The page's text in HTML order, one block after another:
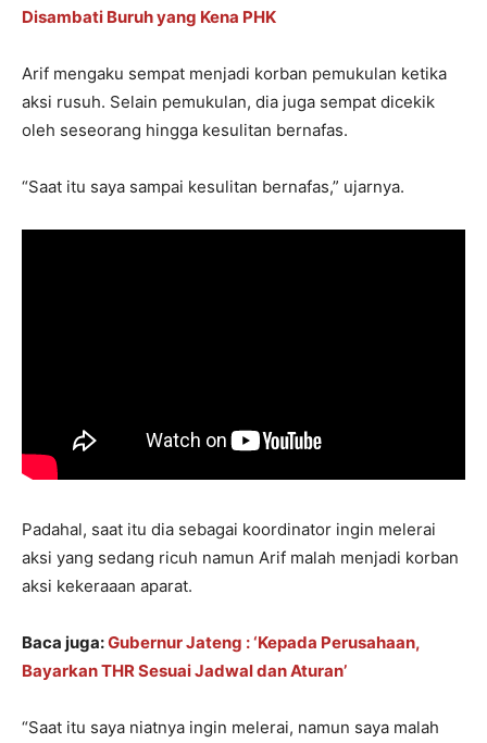
Disambati Buruh yang Kena PHK
Arif mengaku sempat menjadi korban pemukulan ketika
aksi rusuh. Selain pemukulan, dia juga sempat dicekik
oleh seseorang hingga kesulitan bernafas.
“Saat itu saya sampai kesulitan bernafas,” ujarnya.
Padahal, saat itu dia sebagai koordinator ingin melerai
aksi yang sedang ricuh namun Arif malah menjadi korban
aksi kekeraaan aparat.
Baca juga:Gubernur Jateng : ‘Kepada Perusahaan,
Bayarkan THR Sesuai Jadwal dan Aturan’
“Saat itu saya niatnya ingin melerai, namun saya malah